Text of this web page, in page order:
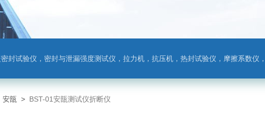
拉力机，抗压机，热封试验仪，摩擦系数仪，剥离力测试仪，医药包装检测仪，冲击试验仪，安瓿瓶折断力测试仪，垂直度偏差测试仪，扭矩仪，手提袋疲劳度
安瓿 > BST-01安瓿测试仪折断仪